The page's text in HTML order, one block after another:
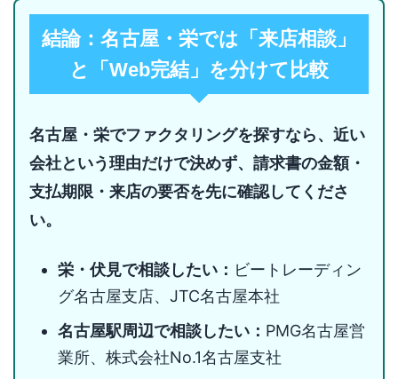
結論：名古屋・栄では「来店相談」
と「Web完結」を分けて比較
名古屋・栄でファクタリングを探すなら、近い
会社という理由だけで決めず、請求書の金額・
支払期限・来店の要否を先に確認してくださ
い。
栄・伏見で相談したい： ビートレーディン
グ名古屋支店、JTC名古屋本社
名古屋駅周辺で相談したい： PMG名古屋営
業所、株式会社No.1名古屋支社